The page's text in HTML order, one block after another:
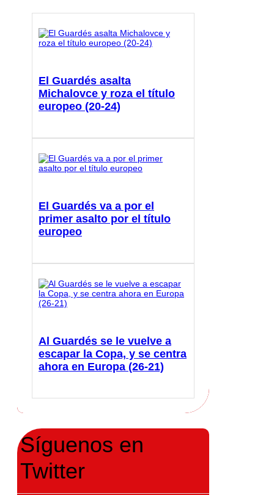
El Guardés asalta
Michalovce y roza el título
europeo (20-24)
El Guardés va a por el
primer asalto por el título
europeo
Al Guardés se le vuelve a
escapar la Copa, y se centra
ahora en Europa (26-21)
Síguenos en
Twitter